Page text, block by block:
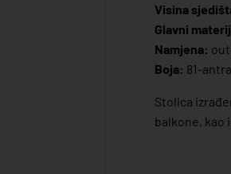
Visina
Glavni
Namjena:
Boja: 81-
Stolica
balkone, kao